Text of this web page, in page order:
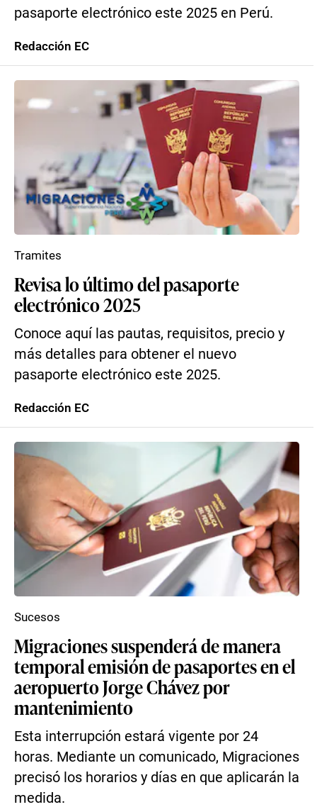
pasaporte electrónico este 2025 en Perú.
Redacción EC
Revisa lo último del pasaporte
electrónico 2025
Conoce aquí las pautas, requisitos, precio y
más detalles para obtener el nuevo
pasaporte electrónico este 2025.
Tramites
Redacción EC
Migraciones suspenderá de manera
temporal emisión de pasaportes en el
aeropuerto Jorge Chávez por
mantenimiento
Esta interrupción estará vigente por 24
horas. Mediante un comunicado, Migraciones
precisó los horarios y días en que aplicarán la
medida.
Sucesos